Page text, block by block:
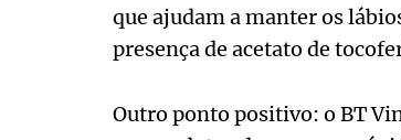
que ajudam a manter os
presença de acetato de
Outro ponto positivo: o BT